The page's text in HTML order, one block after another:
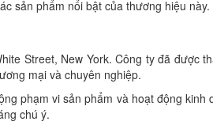
sản phẩm nổi bật của thương hiệu này.
Street, New York. Công ty đã được
mại và chuyên nghiệp.
phạm vi sản phẩm và hoạt động
chú ý.